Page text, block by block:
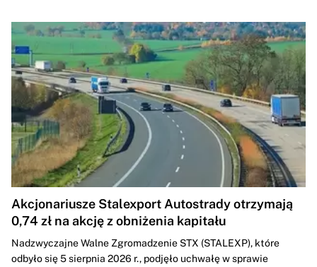
Akcjonariusze Stalexport Autostrady otrzymają
0,74 zł na akcję z obniżenia kapitału
Nadzwyczajne Walne Zgromadzenie STX (STALEXP), które
odbyło się 5 sierpnia 2026 r., podjęło uchwałę w sprawie